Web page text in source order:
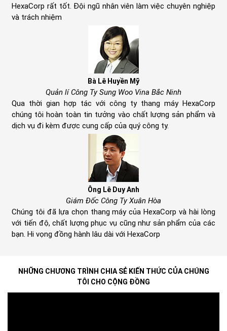
HexaCorp rất tốt. Đội ngũ nhân viên làm việc chuyên nghiệp
và trách nhiệm
Bà Lê Huyền Mỹ
Quản lí Công Ty Sung Woo Vina Bắc Ninh
Qua thời gian hợp tác với công ty thang máy HexaCorp
chúng tôi hoàn toàn tin tưởng vào chất lượng sản phẩm và
dịch vụ đi kèm được cung cấp của quý công ty.
Ông Lê Duy Anh
Giám Đốc Công Ty Xuân Hòa
Chúng tôi đã lựa chọn thang máy của HexaCorp và hài lòng
với tiến độ, chất lượng phục vụ cũng như sản phẩm của các
bạn. Hi vọng đồng hành lâu dài với HexaCorp
NHỮNG CHƯƠNG TRÌNH CHIA SẺ KIẾN THỨC CỦA CHÚNG
TÔI CHO CỘNG ĐỒNG